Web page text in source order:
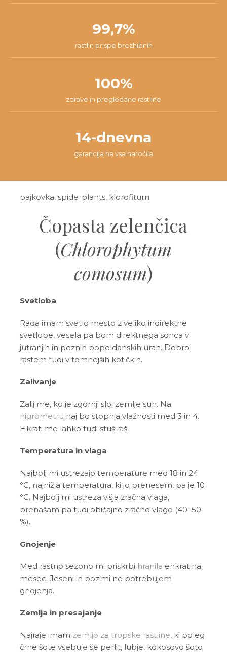
99,7%
rastlin prispe brezhibnih
100%
zdrave in pregledane rastline
14-dnevna
garancija na vsa naročila
pajkovka, spiderplants, klorofitum
Čopasta zelenčica
(Chlorophytum
comosum)
Svetloba
Rada imam svetlo mesto z veliko indirektne
svetlobe, vesela pa bom direktnega sonca v
jutranjih in poznih popoldanskih urah. Dobro
rastem tudi v temnejših kotičkih.
Zalivanje
Zalij me, ko je zgornji sloj zemlje suh. Na
higrometru naj bo stopnja vlažnosti med 3 in 4.
Hkrati me lahko tudi stuširaš.
Temperatura in vlaga
Najbolj mi ustrezajo temperature med 18 in 24
°C, najnižja temperatura, ki jo prenesem, pa je 10
°C. Najbolj mi ustreza višja zračna vlaga,
prenašam pa tudi običajno zračno vlago (40–50
%).
Gnojenje
Med rastno sezono mi priskrbi hranila enkrat na
mesec. Jeseni in pozimi ne potrebujem
gnojenja.
Zemlja in presajanje
Najraje imam zemljo za tropske rastline, ki poleg
črne šote vsebuje še perlit, lubje, kokosovo šoto